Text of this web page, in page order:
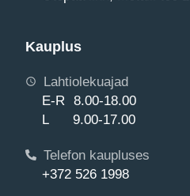
Kauplus
Lahtiolekuajad
E-R 8.00-18.00
L 9.00-17.00
Telefon kaupluses
+372 526 1998